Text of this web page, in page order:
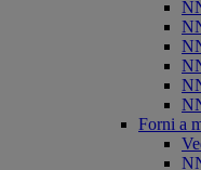
Forni a